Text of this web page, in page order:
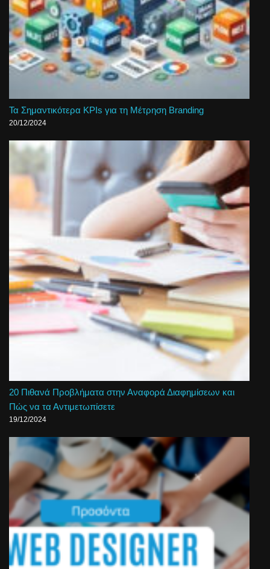
Τα Σημαντικότερα KPIs για τη Μέτρηση Branding
20/12/2024
20 Πιθανά Προβλήματα στην Αναφορά Διαφημίσεων και
Πώς να τα Αντιμετωπίσετε
19/12/2024